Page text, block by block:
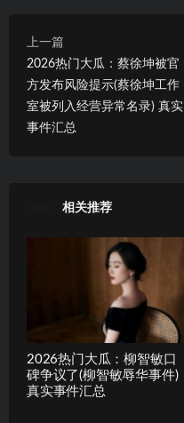
上一篇
2026热门大瓜：蔡徐坤被官
方发布风险提示(蔡徐坤工作
室被列入经营异常名录) 真实
事件汇总
相关推荐
2026热门大瓜：柳智敏口
碑争议了(柳智敏辱华事件)
真实事件汇总